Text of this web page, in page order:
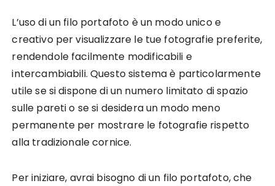
L’uso di un filo portafoto è un modo unico e
creativo per visualizzare le tue fotografie preferite,
rendendole facilmente modificabili e
intercambiabili. Questo sistema è particolarmente
utile se si dispone di un numero limitato di spazio
sulle pareti o se si desidera un modo meno
permanente per mostrare le fotografie rispetto
alla tradizionale cornice.
Per iniziare, avrai bisogno di un filo portafoto, che